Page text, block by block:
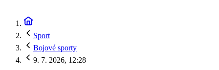
Sport
Bojové sporty
9. 7. 2026, 12:28